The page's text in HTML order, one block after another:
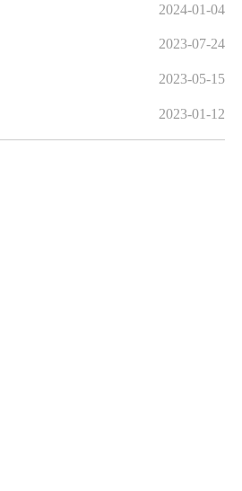
2024-01-04
2023-07-24
2023-05-15
2023-01-12